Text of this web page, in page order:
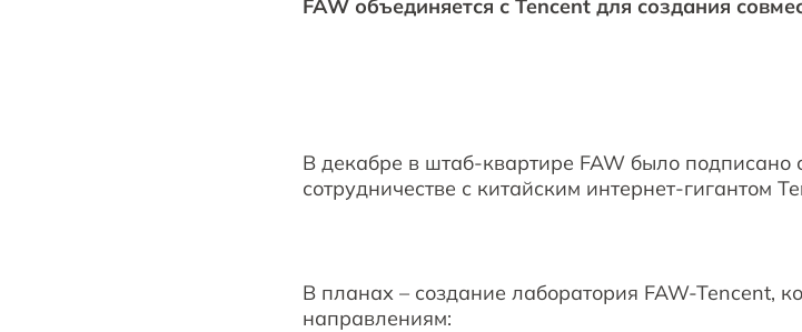
FAW объединяется с Tencent для создания
В декабре в штаб-квартире FAW было подписано
сотрудничестве с китайским интернет-гигантом
В планах – создание лаборатория FAW-Tencent,
направлениям: